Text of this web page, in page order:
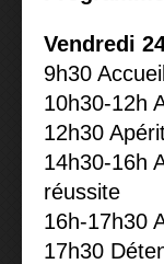
Vendredi
9h30
10h30-12h
12h30
14h30-16h
réussite
16h-17h30
17h30